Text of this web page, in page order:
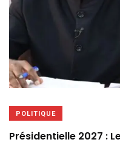
POLITIQUE
Présidentielle 2027 :